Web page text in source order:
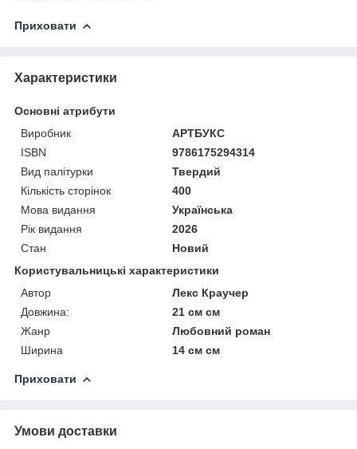
Приховати
Характеристики
Основні атрибути
Виробник
АРТБУКС
ISBN
9786175294314
Вид палітурки
Твердий
Кількість сторінок
400
Мова видання
Українська
Рік видання
2026
Стан
Новий
Користувальницькі характеристики
Автор
Лекс Краучер
Довжина:
21 см см
Жанр
Любовний роман
Ширина
14 см см
Приховати
Умови доставки